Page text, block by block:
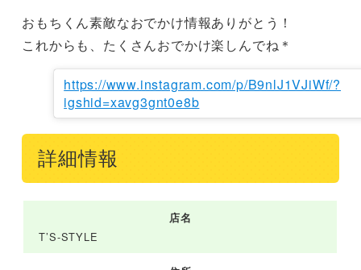
おもちくん素敵なおでかけ情報ありがとう！
これからも、たくさんおでかけ楽しんでね＊
https://www.instagram.com/p/B9nlJ1VJiWf/?
igshid=xavg3gnt0e8b
詳細情報
店名
T’S-STYLE